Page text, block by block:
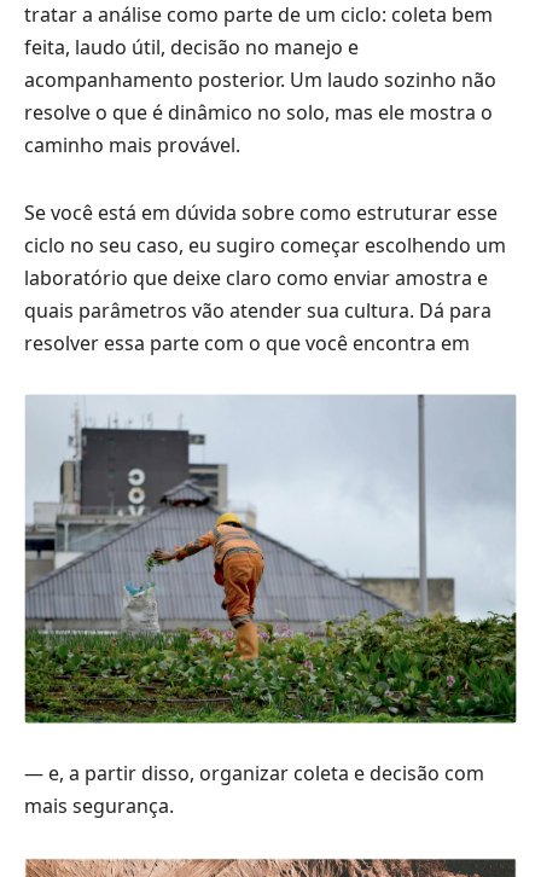
tratar a análise como parte de um ciclo: coleta bem
feita, laudo útil, decisão no manejo e
acompanhamento posterior. Um laudo sozinho não
resolve o que é dinâmico no solo, mas ele mostra o
caminho mais provável.
Se você está em dúvida sobre como estruturar esse
ciclo no seu caso, eu sugiro começar escolhendo um
laboratório que deixe claro como enviar amostra e
quais parâmetros vão atender sua cultura. Dá para
resolver essa parte com o que você encontra em
— e, a partir disso, organizar coleta e decisão com
mais segurança.